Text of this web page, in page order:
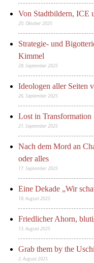
Von Stadtbildern, ICE
20. Oktober 2025
Strategie- und
Kimmel
28. September 2025
Ideologen aller Seiten
26. September 2025
Lost in Transformation
21. September 2025
Nach dem Mord an
oder alles
17. September 2025
Eine Dekade „Wir
18. August 2025
Friedlicher Ahorn,
13. August 2025
Grab them by the Uschi
2. August 2025